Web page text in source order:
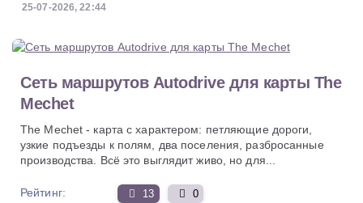
25-07-2026, 22:44
Сеть маршрутов Autodrive для карты The
Mechet
The Mechet - карта с характером: петляющие дороги,
узкие подъезды к полям, два поселения, разбросанные
производства. Всё это выглядит живо, но для...
Рейтинг: 13 0